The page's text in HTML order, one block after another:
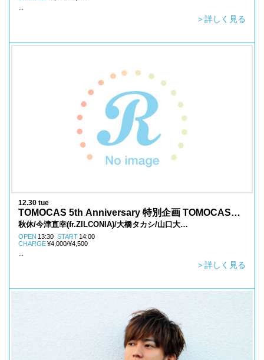
＞詳しく見る
12.30 tue
TOMOCAS 5th Anniversary 特別企画 TOMOCAS展
LIVE
秋休/今津直幸(fr.ZILCONIA)/大橋タカシ/山口大
貴/YOSSYxYOSSY
OPEN 13:30 START 14:00
CHARGE¥4,000/¥4,500
＞詳しく見る